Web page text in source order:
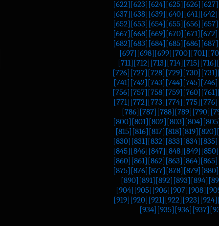
[622] [623] [624] [625] [626] [627]
[637] [638] [639] [640] [641] [642]
[652] [653] [654] [655] [656] [657]
[667] [668] [669] [670] [671] [672]
[682] [683] [684] [685] [686] [687]
[697] [698] [699] [700] [701]
[711] [712] [713] [714] [715] [716]
[726] [727] [728] [729] [730] [731]
[741] [742] [743] [744] [745] [746]
[756] [757] [758] [759] [760] [761]
[771] [772] [773] [774] [775] [776]
[786] [787] [788] [789] [790]
[800] [801] [802] [803] [804]
[815] [816] [817] [818] [819] [820]
[830] [831] [832] [833] [834] [835]
[845] [846] [847] [848] [849] [850]
[860] [861] [862] [863] [864] [865]
[875] [876] [877] [878] [879] [880]
[890] [891] [892] [893] [894]
[904] [905] [906] [907] [908]
[919] [920] [921] [922] [923] [924]
[934] [935] [936] [937]